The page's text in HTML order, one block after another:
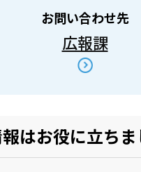
お問い合わせ先
広報課
はお役に立ちま